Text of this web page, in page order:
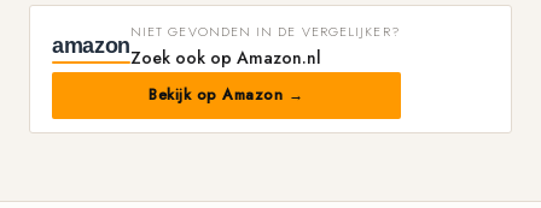
amazon
NIET GEVONDEN IN DE VERGELIJKER?
Zoek ook op Amazon.nl
Bekijk op Amazon →